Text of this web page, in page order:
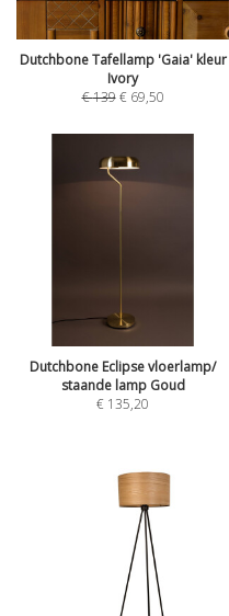
Dutchbone Tafellamp 'Gaia' kleur
Ivory
€139 € 69,50
Dutchbone Eclipse vloerlamp/
staande lamp Goud
€ 135,20